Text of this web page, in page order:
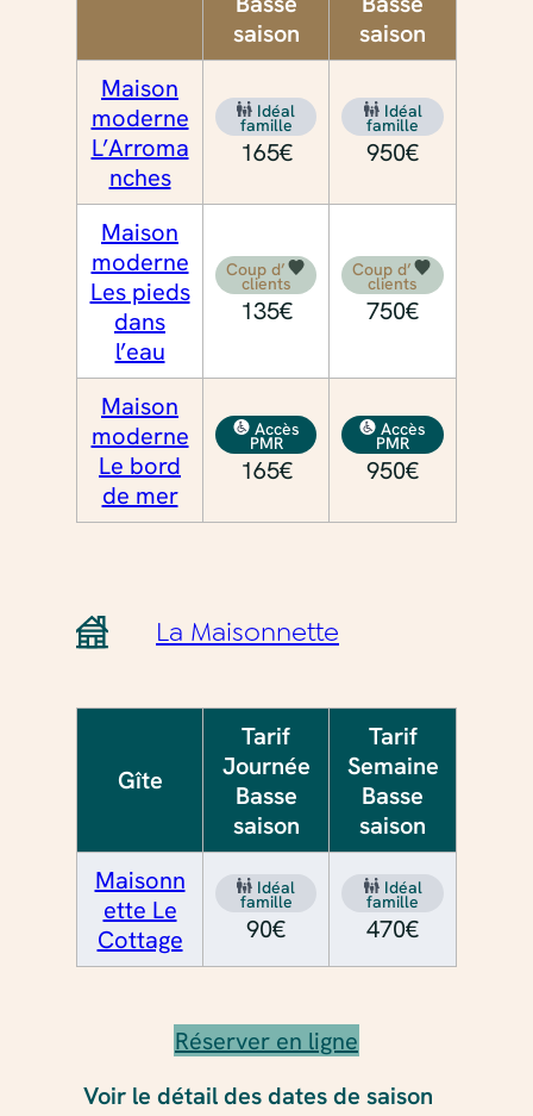
saison
saison
Maison
moderne
L’Arroma
nches
Idéal
famille
165€
Idéal
famille
950€
Maison
moderne
Les pieds
dans
l’eau
Coup d’
clients
135€
Coup d’
clients
750€
Maison
moderne
Le bord
de mer
Accès
PMR
165€
Accès
PMR
950€
La Maisonnette
Gîte
Tarif
Journée
Basse
saison
Tarif
Semaine
Basse
saison
Maisonn
ette Le
Cottage
Idéal
famille
90€
Idéal
famille
470€
Réserver en ligne
Voir le détail des dates de saison